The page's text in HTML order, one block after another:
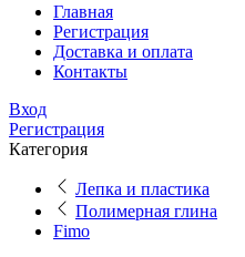
Главная
Регистрация
Доставка и оплата
Контакты
Вход
Регистрация
Категория
Лепка и пластика
Полимерная глина
Fimo